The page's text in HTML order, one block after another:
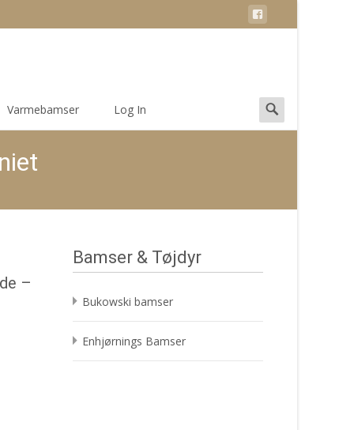
Varmebamser Log In
Search
for:
–
Bamser & Tøjdyr
Bukowski bamser
Enhjørnings Bamser